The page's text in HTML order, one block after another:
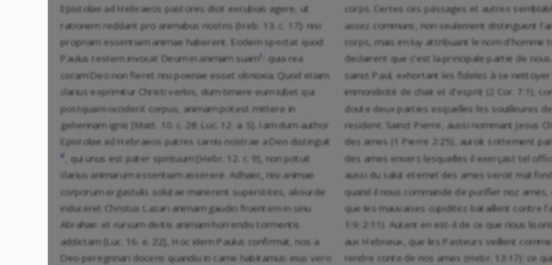
Epistolae ad Hebraeos pastores dicit excubias agere, ut
rationem reddant pro animabus nostris [Heb. 13. c. 17]: nisi
propriam essentiam animae haberent. Eodem spectat quod
Paulus testem invocat Deum in animam suam
: quia rea
coram Deo non fieret nisi poenae esset obnoxia. Quod etiam
clarius exprimitur Christi verbis, dum timere eum iubet qui
postquam occiderit corpus, animam potest mittere in
gehennam ignis [Matt. 10. c. 28; Luc. 12. a. 5]. Iam dum author
Epistolae ad Hebraeos patres carnis nostrae a Deo distinguit
d
, qui unus est pater spirituum [Hebr. 12. c. 9], non potuit
clarius animarum essentiam asserere. Adhaec, nisi animae
corporum ergastulis solutae manerent superstites, absurde
induceret Christus Lazari animam gaudio fruentem in sinu
Abrahae: et rursum divitis animam horrendis tormentis
addictam [Luc. 16. e. 22], Hoc idem Paulus confirmat, nos a
Deo peregrinari docens quandiu in carne habitamus: eius vero
corps. Certes ces passages et autres
assez communs, non seulement distinguent
corps, mais en luy attribuant le nom d’homme
declairent que c’est la principale partie de
sainct Paul, exhortant les fideles à se
immondicité de chair et d’esprit (2 Cor. 7:1),
doute deux parties esquelles les souilleures
resident. Sainct Pierre, aussi nommant Jesus
des ames (1 Pierre 2:25), auroit sottement
des ames envers lesquelles il exerçast tel
aussi du salut eternel des ames seroit mal
quand il nous commande de purifier noz
que les mauvaises cupiditez bataillent contre
1:9; 2:11). Autant en est-il de ce que nous
aux Hebrieux, que les Pasteurs veillent
rendre conte de nos ames (Hebr. 13:17): ce